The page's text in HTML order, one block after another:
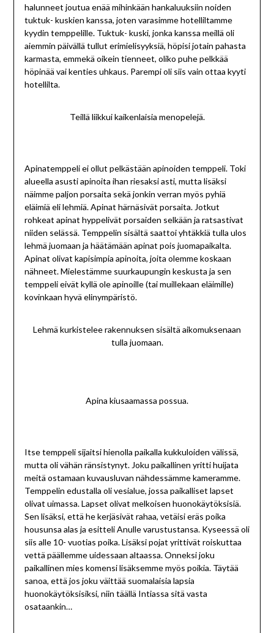
halunneet joutua enää mihinkään hankaluuksiin noiden
tuktuk- kuskien kanssa, joten varasimme hotelliltamme
kyydin temppelille. Tuktuk- kuski, jonka kanssa meillä oli
aiemmin päivällä tullut erimielisyyksiä, höpisi jotain pahasta
karmasta, emmekä oikein tienneet, oliko puhe pelkkää
höpinää vai kenties uhkaus. Parempi oli siis vain ottaa kyyti
hotellilta.
Teillä liikkui kaikenlaisia menopelejä.
Apinatemppeli ei ollut pelkästään apinoiden temppeli. Toki
alueella asusti apinoita ihan riesaksi asti, mutta lisäksi
näimme paljon porsaita sekä jonkin verran myös pyhiä
eläimiä eli lehmiä. Apinat härnäsivät porsaita. Jotkut
rohkeat apinat hyppelivät porsaiden selkään ja ratsastivat
niiden selässä. Temppelin sisältä saattoi yhtäkkiä tulla ulos
lehmä juomaan ja häätämään apinat pois juomapaikalta.
Apinat olivat kapisimpia apinoita, joita olemme koskaan
nähneet. Mielestämme suurkaupungin keskusta ja sen
temppeli eivät kyllä ole apinoille (tai muillekaan eläimille)
kovinkaan hyvä elinympäristö.
Lehmä kurkistelee rakennuksen sisältä aikomuksenaan
tulla juomaan.
Apina kiusaamassa possua.
Itse temppeli sijaitsi hienolla paikalla kukkuloiden välissä,
mutta oli vähän ränsistynyt. Joku paikallinen yritti huijata
meitä ostamaan kuvausluvan nähdessämme kameramme.
Temppelin edustalla oli vesialue, jossa paikalliset lapset
olivat uimassa. Lapset olivat melkoisen huonokäytöksisiä.
Sen lisäksi, että he kerjäsivät rahaa, vetäisi eräs poika
housunsa alas ja esitteli Anulle varustustansa. Kyseessä oli
siis alle 10- vuotias poika. Lisäksi pojat yrittivät roiskuttaa
vettä päällemme uidessaan altaassa. Onneksi joku
paikallinen mies komensi lisäksemme myös poikia. Täytää
sanoa, että jos joku väittää suomalaisia lapsia
huonokäytöksisiksi, niin täällä Intiassa sitä vasta
osataankin…